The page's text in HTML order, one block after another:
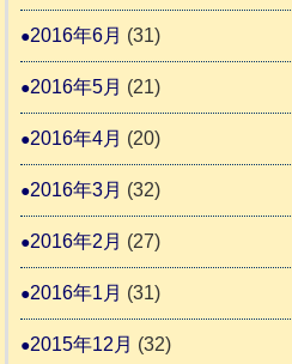
2016年6月 (31)
2016年5月 (21)
2016年4月 (20)
2016年3月 (32)
2016年2月 (27)
2016年1月 (31)
2015年12月 (32)